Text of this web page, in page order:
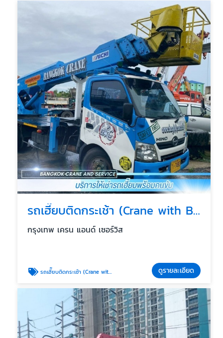
รถเฮี๊ยบติดกระเช้า (Crane with Basket)
กรุงเทพ เครน แอนด์ เซอร์วิส
รถเฮี๊ยบติดกระเช้า (Crane with Basket) ดูรายละเอียด